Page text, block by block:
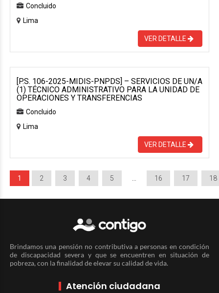
Concluido
Lima
VER DETALLE
[P.S. 106-2025-MIDIS-PNPDS] – SERVICIOS DE UN/A
(1) TÉCNICO ADMINISTRATIVO PARA LA UNIDAD DE
OPERACIONES Y TRANSFERENCIAS
Concluido
Lima
VER DETALLE
1 2 3 4 5 16 17 18
Brindamos una pensión no contributiva a personas en condición
de discapacidad severa y que se encuentren en situación de
pobreza, con la finalidad de elevar su calidad de vida.
Atención ciudadana